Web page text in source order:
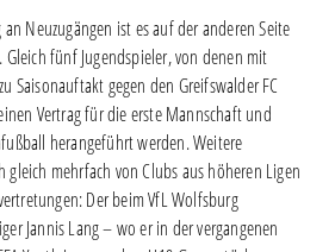
Neuzugängen ist es auf der anderen Seite
fünf Jugendspieler, von denen mit
Saisonauftakt gegen den Greifswalder FC
Vertrag für die erste Mannschaft und
herangeführt werden. Weitere
gleich mehrfach von Clubs aus höheren Ligen
Der beim VfL Wolfsburg
Jannis Lang – wo er in der vergangenen